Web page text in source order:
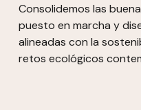
Consolidemos las
puesto en marcha y
alineadas con la
retos ecológicos